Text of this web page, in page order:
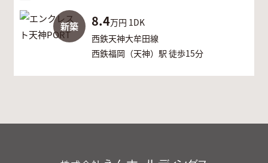
新築 8.4万円 1DK
西鉄天神大牟田線
西鉄福岡（天神）駅 徒歩15分